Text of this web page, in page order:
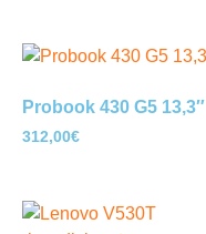
Probook 430 G5 13,3″
312,00€